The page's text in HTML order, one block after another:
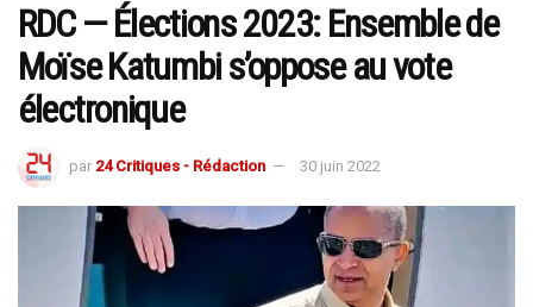
RDC — Élections 2023: Ensemble de
Moïse Katumbi s’oppose au vote
électronique
par 24 Critiques - Rédaction 30 juin 2022